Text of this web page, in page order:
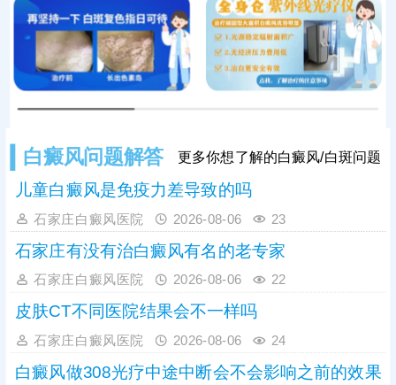
析清楚再针对性调整，令白斑逐步着
色。
白癜风问题解答 更多你想了解的白癜风/白斑问题
儿童白癜风是免疫力差导致的吗
石家庄白癜风医院 2026-08-06 23
石家庄有没有治白癜风有名的老专家
石家庄白癜风医院 2026-08-06 22
皮肤CT不同医院结果会不一样吗
石家庄白癜风医院 2026-08-06 24
白癜风做308光疗中途中断会不会影响之前的效果